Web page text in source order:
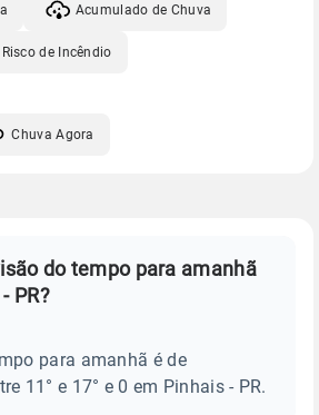
Acumulado de Chuva
Risco de Incêndio
Chuva Agora
do tempo para amanhã
PR?
para amanhã é de
11° e 17° e 0 em Pinhais - PR.